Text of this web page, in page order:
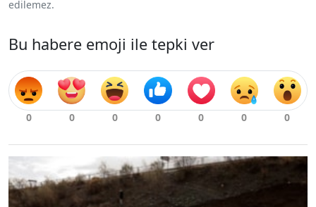
edilemez.
Bu habere emoji ile tepki ver